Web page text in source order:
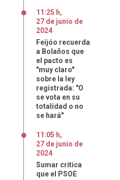
11:25 h,
27 de junio de
2024
Feijóo recuerda
a Bolaños que
el pacto es
"muy claro"
sobre la ley
registrada: "O
se vota en su
totalidad o no
se hará"
11:05 h,
27 de junio de
2024
Sumar critica
que el PSOE